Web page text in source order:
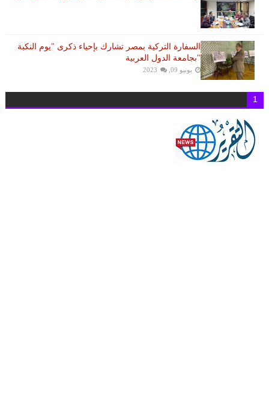
السفارة التركية بمصر تشارك بإحياء ذكرى "يوم النكبة
"بجامعة الدول العربية
يونيو 09, 2023
1